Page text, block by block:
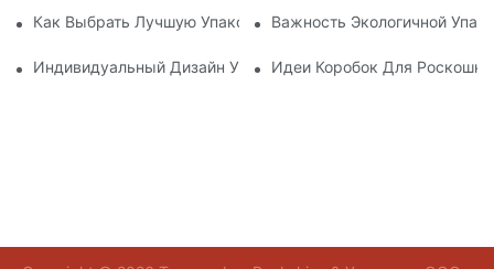
Как Выбрать Лучшую Упаковку Для Средств По Уходу За
Важность Экологичной
Индивидуальный Дизайн Упаковки Для Средств По
Идеи Коробок Для